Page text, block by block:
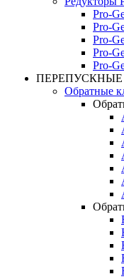
Pro-
Pro-
Pro-
Pro-
Pro-
Обратные